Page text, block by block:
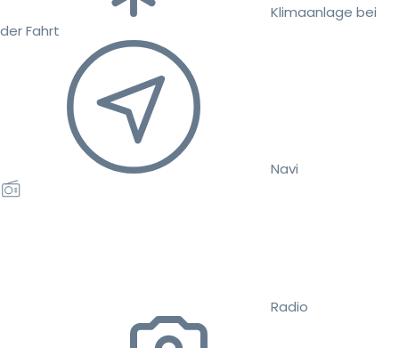
Klimaanlage bei
der Fahrt
Navi
Radio